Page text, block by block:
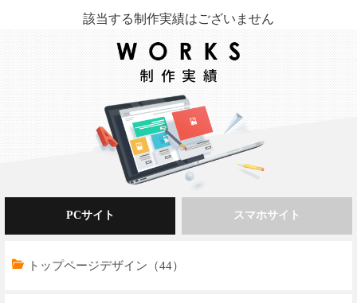
該当する制作実績はございません
PCサイト
トップページデザイン（44）
スマホサイト